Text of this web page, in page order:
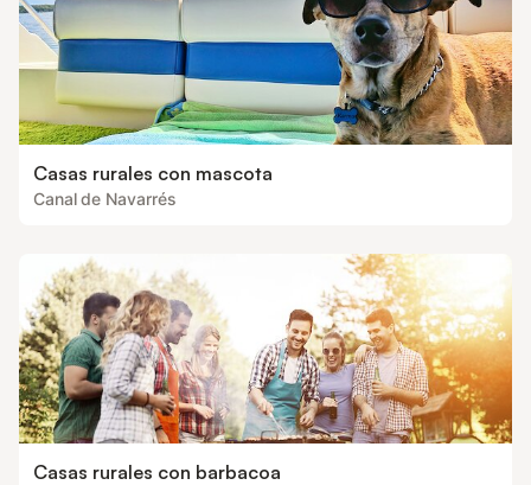
Casas rurales con mascota
Canal de Navarrés
Casas rurales con barbacoa